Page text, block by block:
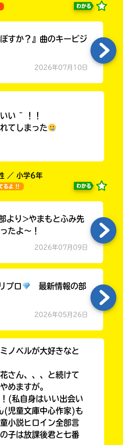
わかる
すか？』曲のキービジ
2026年07月10日
い ~ ！！
てしまった
／ 小学6年
るよ !! わかる
より>やまもとふみ先
たよ～！
2026年07月09日
プロ
最新情報の部
2026年05月26日
ノベルが大好きなと
さん、、、と続けて
めますが。
(私自身はいい出会い
(児童文庫中心作家)も
小説ヒロイン全部言
子は放課後君と七番